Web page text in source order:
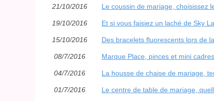
21/10/2016 Le coussin de mariage, choisissez
19/10/2016 Et si vous faisiez un laché de Sky
15/10/2016 Des bracelets fluorescents lors de
08/7/2016 Marque Place, pinces et mini
04/7/2016 La housse de chaise de mariage,
01/7/2016 Le centre de table de mariage,